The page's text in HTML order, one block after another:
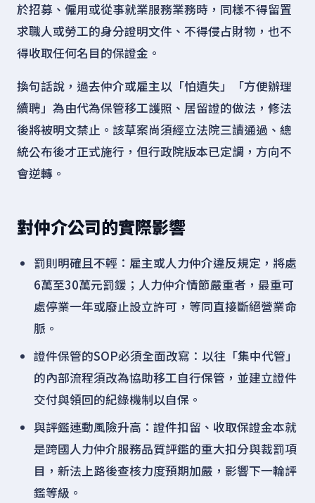
於招募、僱用或從事就業服務業務時，同樣不得留置
求職人或勞工的身分證明文件、不得侵占財物，也不
得收取任何名目的保證金。
換句話說，過去仲介或雇主以「怕遺失」「方便辦理
續聘」為由代為保管移工護照、居留證的做法，修法
後將被明文禁止。該草案尚須經立法院三讀通過、總
統公布後才正式施行，但行政院版本已定調，方向不
會逆轉。
對仲介公司的實際影響
罰則明確且不輕：雇主或人力仲介違反規定，將處
6萬至30萬元罰鍰；人力仲介情節嚴重者，最重可
處停業一年或廢止設立許可，等同直接斷絕營業命
脈。
證件保管的SOP必須全面改寫：以往「集中代管」
的內部流程須改為協助移工自行保管，並建立證件
交付與領回的紀錄機制以自保。
與評鑑連動風險升高：證件扣留、收取保證金本就
是跨國人力仲介服務品質評鑑的重大扣分與裁罰項
目，新法上路後查核力度預期加嚴，影響下一輪評
鑑等級。